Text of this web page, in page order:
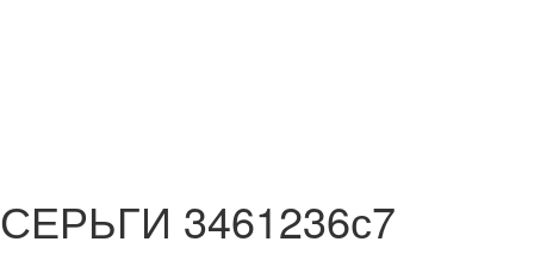
СЕРЬГИ 3461236с7